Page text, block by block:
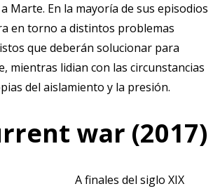
Marte. En la mayoría de sus episodios
en torno a distintos problemas
que deberán solucionar para
mientras lidian con las circunstancias
del aislamiento y la presión.
war (2017)
A finales del siglo XIX